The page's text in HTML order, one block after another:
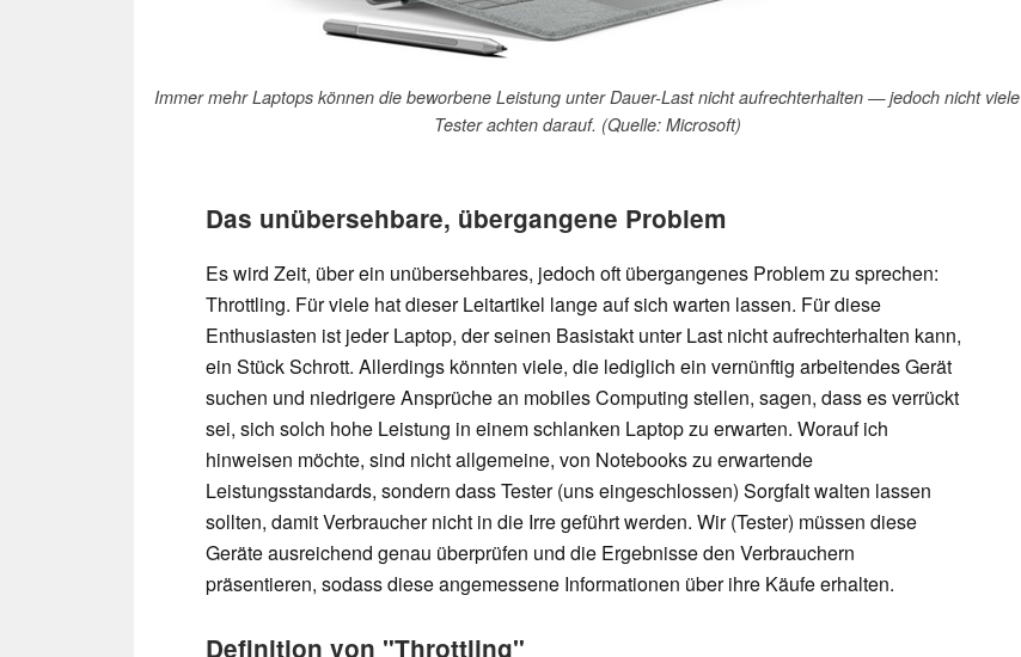
Immer mehr Laptops können die beworbene Leistung unter Dauer-Last nicht aufrechterhalten — jedoch nicht viele
Tester achten darauf. (Quelle: Microsoft)
Das unübersehbare, übergangene Problem
Es wird Zeit, über ein unübersehbares, jedoch oft übergangenes Problem zu sprechen:
Throttling. Für viele hat dieser Leitartikel lange auf sich warten lassen. Für diese
Enthusiasten ist jeder Laptop, der seinen Basistakt unter Last nicht aufrechterhalten kann,
ein Stück Schrott. Allerdings könnten viele, die lediglich ein vernünftig arbeitendes Gerät
suchen und niedrigere Ansprüche an mobiles Computing stellen, sagen, dass es verrückt
sei, sich solch hohe Leistung in einem schlanken Laptop zu erwarten. Worauf ich
hinweisen möchte, sind nicht allgemeine, von Notebooks zu erwartende
Leistungsstandards, sondern dass Tester (uns eingeschlossen) Sorgfalt walten lassen
sollten, damit Verbraucher nicht in die Irre geführt werden. Wir (Tester) müssen diese
Geräte ausreichend genau überprüfen und die Ergebnisse den Verbrauchern
präsentieren, sodass diese angemessene Informationen über ihre Käufe erhalten.
Definition von "Throttling"